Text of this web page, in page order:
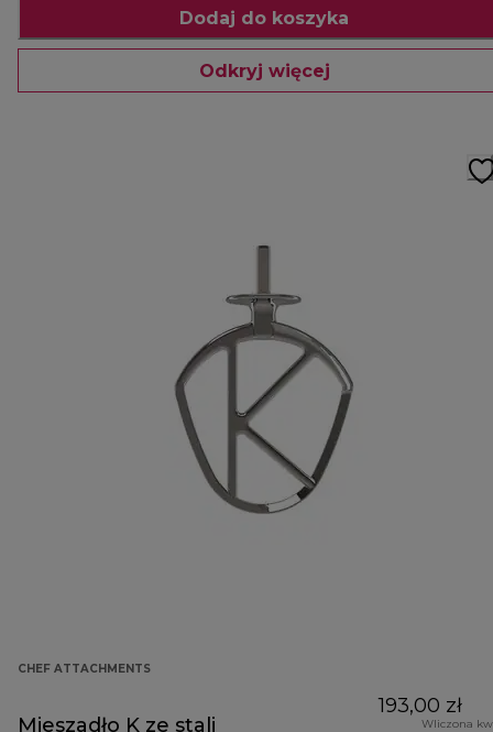
Dodaj do koszyka
Odkryj więcej
CHEF ATTACHMENTS
Mieszadło K ze stali
193,00 zł
Wliczona